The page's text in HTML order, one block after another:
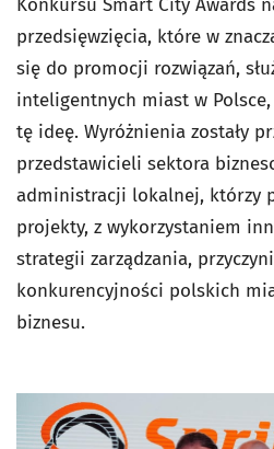
Konkursu Smart City Awards
przedsięwzięcia, które w
się do promocji rozwiązań,
inteligentnych miast w
tę ideę. Wyróżnienia zostały
przedstawicieli sektora
administracji lokalnej, którzy
projekty, z wykorzystaniem
strategii zarządzania,
konkurencyjności polskich
biznesu.